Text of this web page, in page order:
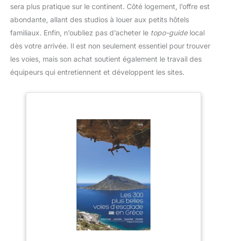
sera plus pratique sur le continent. Côté logement, l’offre est
abondante, allant des studios à louer aux petits hôtels
familiaux. Enfin, n’oubliez pas d’acheter le topo-guidelocal
dès votre arrivée. Il est non seulement essentiel pour trouver
les voies, mais son achat soutient également le travail des
équipeurs qui entretiennent et développent les sites.